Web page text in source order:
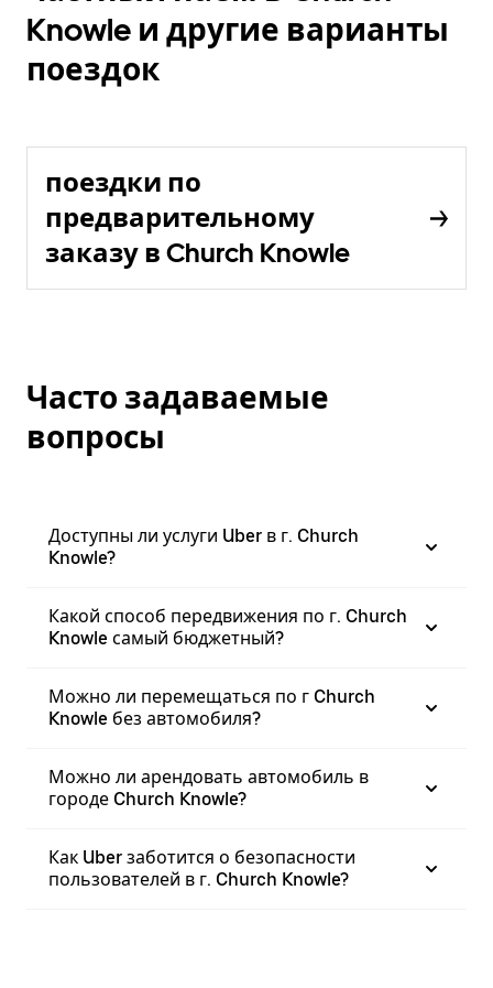
Knowle и другие варианты
поездок
поездки по
предварительному
заказу в Church Knowle
Часто задаваемые
вопросы
Доступны ли услуги Uber в г. Church
Knowle?
Какой способ передвижения по г. Church
Knowle самый бюджетный?
Можно ли перемещаться по г Church
Knowle без автомобиля?
Можно ли арендовать автомобиль в
городе Church Knowle?
Как Uber заботится о безопасности
пользователей в г. Church Knowle?